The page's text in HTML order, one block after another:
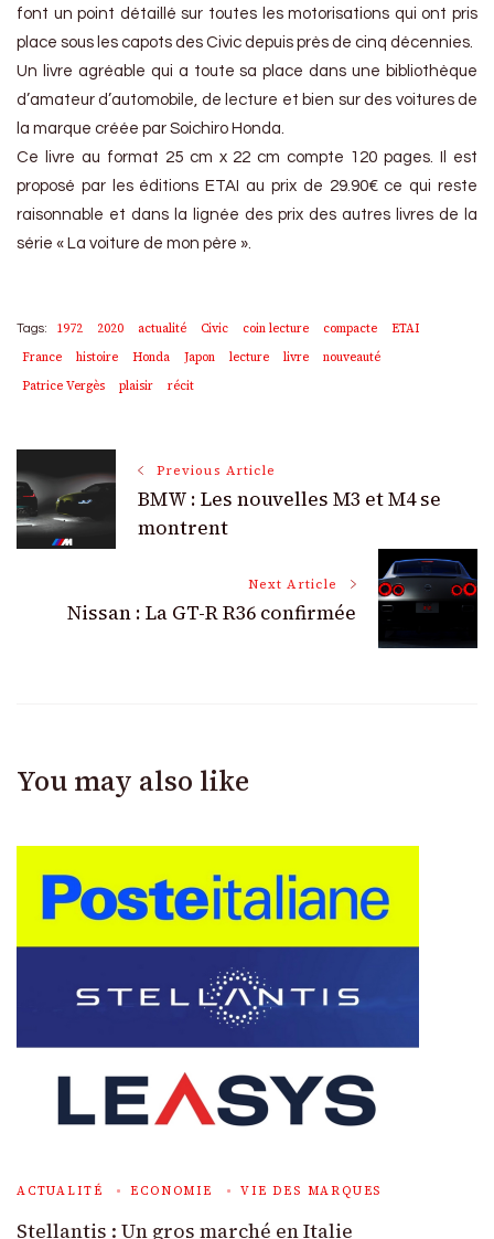
font un point détaillé sur toutes les motorisations qui ont pris
place sous les capots des Civic depuis près de cinq décennies.
Un livre agréable qui a toute sa place dans une bibliothèque
d’amateur d’automobile, de lecture et bien sur des voitures de
la marque créée par Soichiro Honda.
Ce livre au format 25 cm x 22 cm compte 120 pages. Il est
proposé par les éditions ETAI au prix de 29.90€ ce qui reste
raisonnable et dans la lignée des prix des autres livres de la
série « La voiture de mon père ».
Tags: 1972 2020 actualité Civic coin lecture compacte
ETAI
France
histoire Honda Japon lecture livre
nouveauté
Patrice Vergès
plaisir récit
Post
Navigation
Previous Article
BMW : Les nouvelles M3 et M4 se
montrent
Next Article
Nissan : La GT-R R36 confirmée
You may also like
ACTUALITÉ ECONOMIE VIE DES MARQUES
Stellantis : Un gros marché en Italie